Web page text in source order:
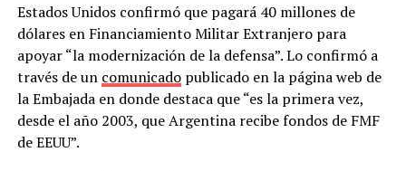
Estados Unidos confirmó que pagará 40 millones de
dólares en Financiamiento Militar Extranjero para
apoyar “la modernización de la defensa”. Lo confirmó a
través de un comunicadopublicado en la página web de
la Embajada en donde destaca que “es la primera vez,
desde el año 2003, que Argentina recibe fondos de FMF
de EEUU”.